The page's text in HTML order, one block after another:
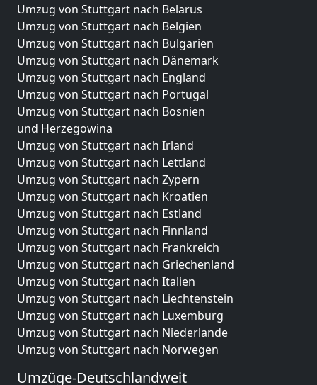
Umzug von Stuttgart nach Belarus
Umzug von Stuttgart nach Belgien
Umzug von Stuttgart nach Bulgarien
Umzug von Stuttgart nach Dänemark
Umzug von Stuttgart nach England
Umzug von Stuttgart nach Portugal
Umzug von Stuttgart nach Bosnien
und Herzegowina
Umzug von Stuttgart nach Irland
Umzug von Stuttgart nach Lettland
Umzug von Stuttgart nach Zypern
Umzug von Stuttgart nach Kroatien
Umzug von Stuttgart nach Estland
Umzug von Stuttgart nach Finnland
Umzug von Stuttgart nach Frankreich
Umzug von Stuttgart nach Griechenland
Umzug von Stuttgart nach Italien
Umzug von Stuttgart nach Liechtenstein
Umzug von Stuttgart nach Luxemburg
Umzug von Stuttgart nach Niederlande
Umzug von Stuttgart nach Norwegen
Umzüge-Deutschlandweit